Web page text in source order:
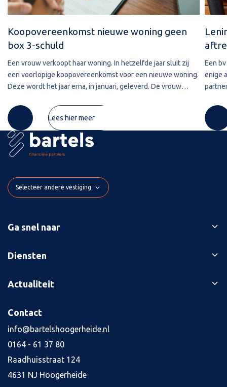
Koopovereenkomst nieuwe woning geen
box 3-schuld
Een vrouw verkoopt haar woning. In hetzelfde jaar sluit zij
een voorlopige koopovereenkomst voor een nieuwe woning.
Deze wordt het jaar erna, in januari, geleverd. De vrouw
derdengeldrekening van
Lees hier meer
Een
enige
Selecteer andere vestiging
Ga snel naar
Ons verhaal
Succesverhalen
Diensten
Bedrijfsopvolging
Boekhouding
Kredietaanvraag
Jaarrekening
Salarisadministratie
Tax planning
Actualiteit
Blog
Kennisbank
Vacatures
4
Contact
info@bartelshoogerheide.nl
0164 - 61 37 80
Raadhuisstraat 124
4631 NJ Hoogerheide